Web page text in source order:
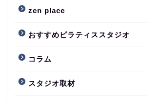
zen place
おすすめピラティススタジオ
コラム
スタジオ取材